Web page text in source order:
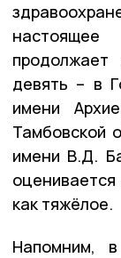
продолжает
девять – в
имени
Тамбовской
имени В.Д.
как тяжёлое.
Напомним,